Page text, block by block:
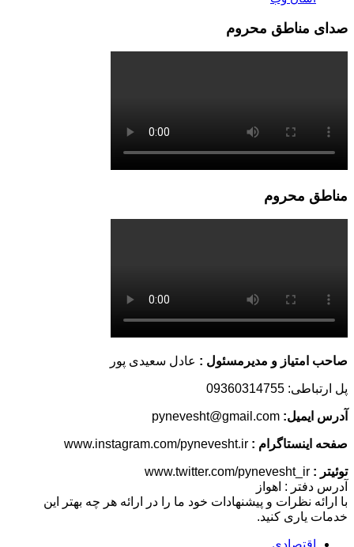
صدای مناطق محروم
مناطق محروم
صاحب امتیاز و مدیرمسئول : عادل سعیدی پور
پل ارتباطی: 09360314755
آدرس ایمیل:
صفحه اینستاگرام :
توئیتر :
آدرس دفتر : اهواز
با ارائه نظرات و پیشنهادات خود ما را در ارائه هر چه بهتر این
خدمات یاری کنید.